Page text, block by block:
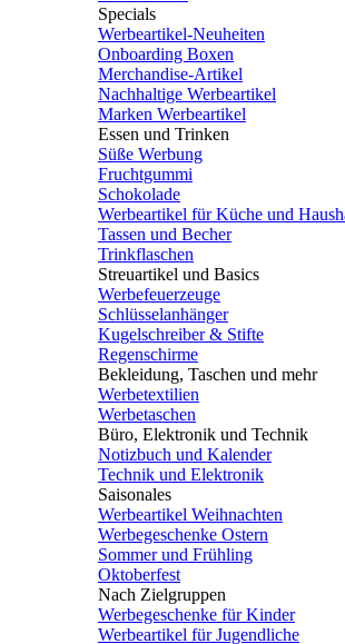
Specials
Werbeartikel-Neuheiten
Onboarding Boxen
Merchandise-Artikel
Nachhaltige Werbeartikel
Marken Werbeartikel
Essen und Trinken
Süße Werbung
Fruchtgummi
Schokolade
Werbeartikel für Küche und
Tassen und Becher
Trinkflaschen
Streuartikel und Basics
Werbefeuerzeuge
Schlüsselanhänger
Kugelschreiber & Stifte
Regenschirme
Bekleidung, Taschen und mehr
Werbetextilien
Werbetaschen
Büro, Elektronik und Technik
Notizbuch und Kalender
Technik und Elektronik
Saisonales
Werbeartikel Weihnachten
Werbegeschenke Ostern
Sommer und Frühling
Oktoberfest
Nach Zielgruppen
Werbegeschenke für Kinder
Werbeartikel für Jugendliche